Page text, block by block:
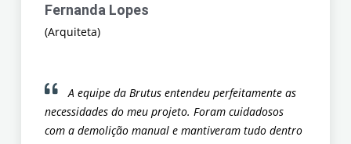
Fernanda Lopes
(Arquiteta)
A equipe da Brutus entendeu perfeitamente as
necessidades do meu projeto. Foram cuidadosos
com a demolição manual e mantiveram tudo dentro